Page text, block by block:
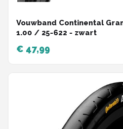
Vouwband Continental
1.00 / 25-622 - zwart
€ 47,99